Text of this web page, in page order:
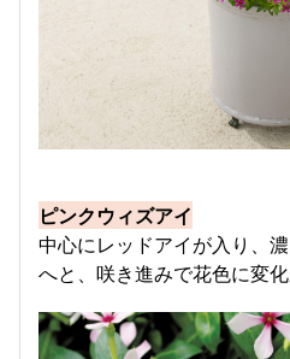
​ピンクウィズアイ​
中心にレッドアイが入り、
へと、咲き進みで花色に変化